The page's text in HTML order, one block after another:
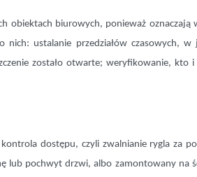
obiektach biurowych, ponieważ oznaczają
ustalanie przedziałów czasowych, w
zostało otwarte; weryfikowanie, kto i
dostępu, czyli zwalnianie rygla za
lub pochwyt drzwi, albo zamontowany na